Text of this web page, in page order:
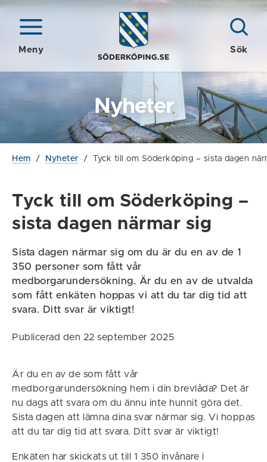
Meny Sök
Nyheter
Hem / Nyheter / Tyck till om Söderköping – sista dagen
Tyck till om Söderköping –
sista dagen närmar sig
Sista dagen närmar sig om du är du en av de 1
350 personer som fått vår
medborgarundersökning. Är du en av de utvalda
som fått enkäten hoppas vi att du tar dig tid att
svara. Ditt svar är viktigt!
Publicerad den 22 september 2025
Är du en av de som fått vår
medborgarundersökning hem i din brevlåda? Det är
nu dags att svara om du ännu inte hunnit göra det.
Sista dagen att lämna dina svar närmar sig. Vi hoppas
att du tar dig tid att svara. Ditt svar är viktigt!
Enkäten har skickats ut till 1 350 invånare i